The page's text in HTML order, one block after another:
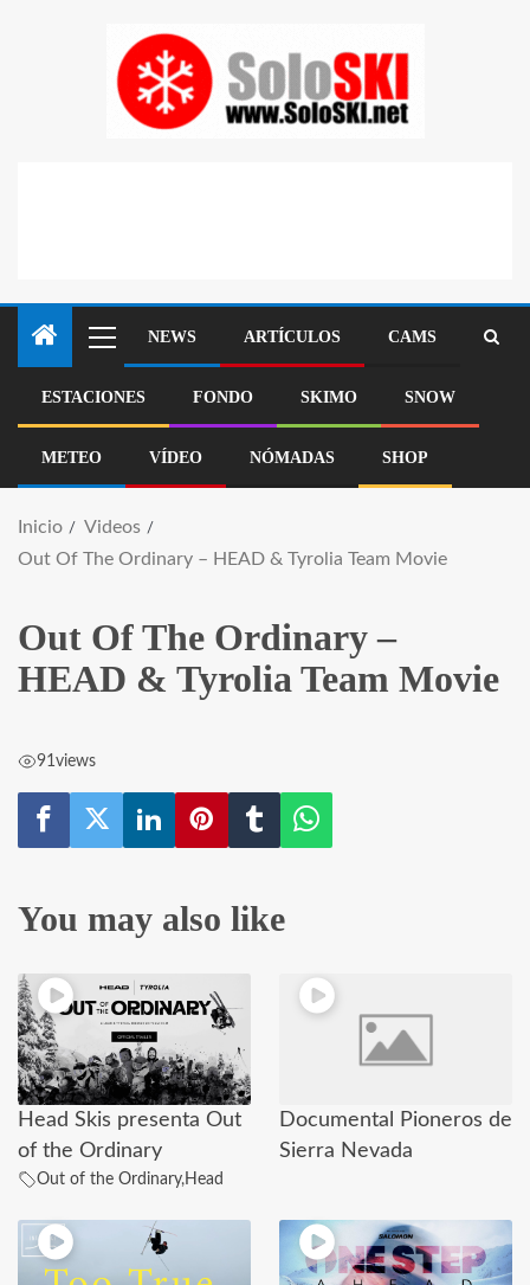
NEWS ARTÍCULOS CAMS
ESTACIONES FONDO SKIMO SNOW
METEO VÍDEO NÓMADAS SHOP
Inicio
Videos
Out Of The Ordinary – HEAD & Tyrolia Team Movie
Out Of The Ordinary –
HEAD & Tyrolia Team Movie
91views
You may also like
Head Skis presenta Out
of the Ordinary
Out of the Ordinary,Head
Documental Pioneros de
Sierra Nevada